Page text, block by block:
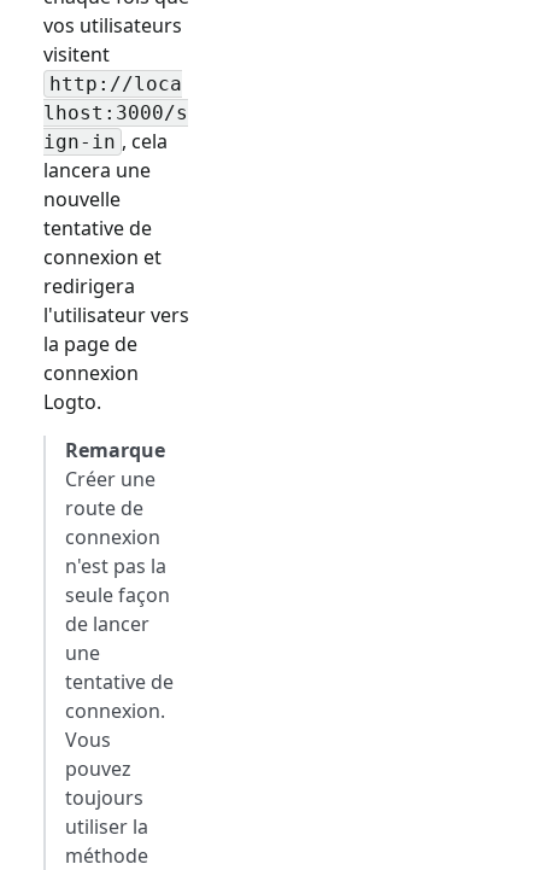
vos utilisateurs
visitent
http://loca
lhost:3000/s
ign-in , cela
lancera une
nouvelle
tentative de
connexion et
redirigera
l'utilisateur vers
la page de
connexion
Logto.
Remarque
Créer une
route de
connexion
n'est pas la
seule façon
de lancer
une
tentative de
connexion.
Vous
pouvez
toujours
utiliser la
méthode